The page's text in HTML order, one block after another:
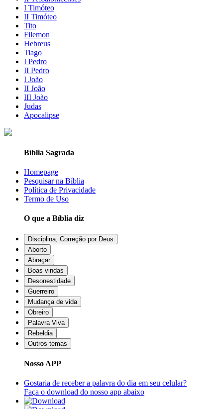
I Timóteo
II Timóteo
Tito
Filemon
Hebreus
Tiago
I Pedro
II Pedro
I João
II João
III João
Judas
Apocalipse
Bíblia Sagrada
Homepage
Pesquisar na Bíblia
Política de Privacidade
Termo de Uso
O que a Bíblia diz
Disciplina, Correção por Deus
Aborto
Abraçar
Boas vindas
Desonestidade
Guerreiro
Mudança de vida
Obreiro
Palavra Viva
Rebeldia
Outros temas
Nosso APP
Gostaria de receber a palavra do dia em seu celular?
Faça o download do nosso app abaixo